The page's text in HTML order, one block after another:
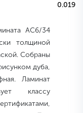
0.019
AC6/34
толщиной
Собраны
дуба,
Ламинат
классу